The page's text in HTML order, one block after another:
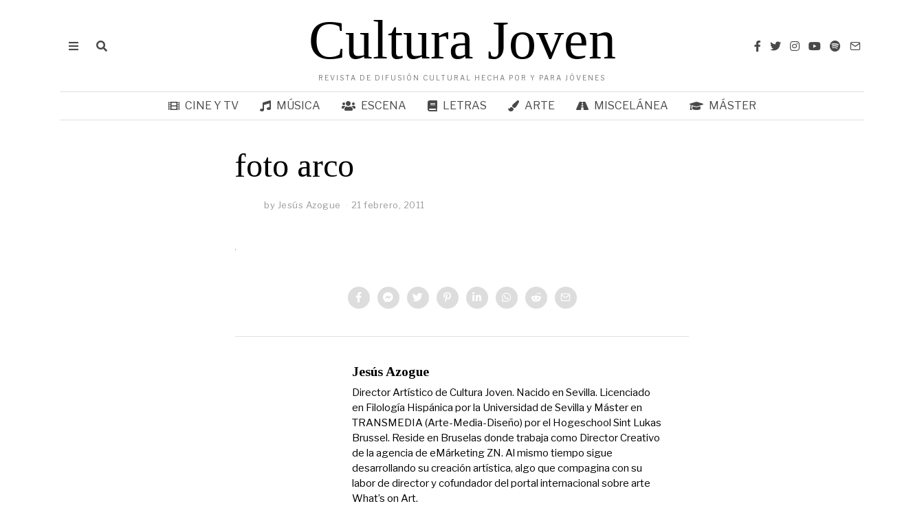
Cultura Joven
REVISTA DE DIFUSIÓN CULTURAL HECHA POR Y PARA JÓVENES
CINE Y TV MÚSICA ESCENA LETRAS ARTE MISCELÁNEA MÁSTER
foto arco
by Jesús Azogue 21 febrero, 2011
Jesús Azogue
Director Artístico de Cultura Joven. Nacido en Sevilla. Licenciado
en Filología Hispánica por la Universidad de Sevilla y Máster en
TRANSMEDIA (Arte-Media-Diseño) por el Hogeschool Sint Lukas
Brussel. Reside en Bruselas donde trabaja como Director Creativo
de la agencia de eMárketing ZN. Al mismo tiempo sigue
desarrollando su creación artística, algo que compagina con su
labor de director y cofundador del portal internacional sobre arte
What’s on Art.